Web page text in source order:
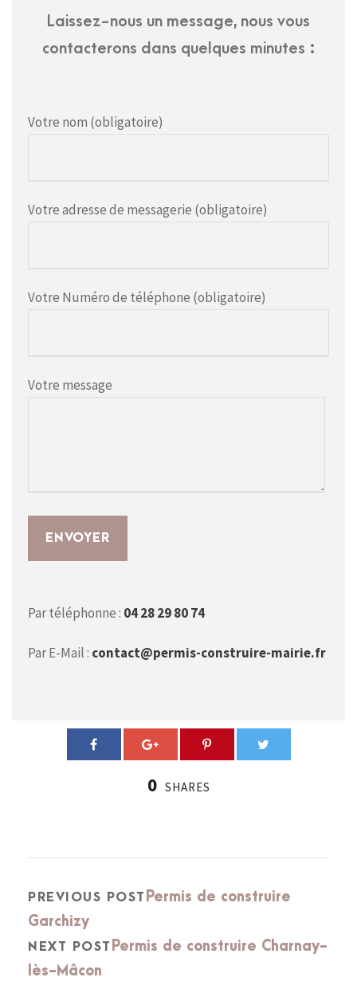
Laissez-nous un message, nous vous
contacterons dans quelques minutes :
Votre nom (obligatoire)
Votre adresse de messagerie (obligatoire)
Votre Numéro de téléphone (obligatoire)
Votre message
Par téléphonne : 04 28 29 80 74
Par E-Mail : contact@permis-construire-mairie.fr
0 SHARES
PREVIOUS POST Permis de construire
Garchizy
NEXT POST Permis de construire Charnay-
lès-Mâcon